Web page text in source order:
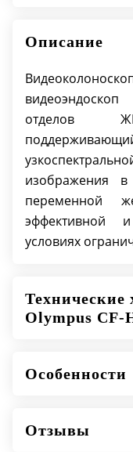
Глубина
Рабочая
Общая длина
Наличие
Описание
отделов
изображения
переменной
эффективной
условиях
Технические
Olympus CF-
Особенности
Отзывы